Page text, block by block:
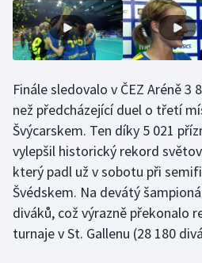
Finále sledovalo v ČEZ Aréně 3
než předcházející duel o třetí
Švýcarskem. Ten díky 5 021
vylepšil historický rekord
který padl už v sobotu při
Švédskem. Na devátý
diváků, což výrazně překonalo
turnaje v St. Gallenu (28 180